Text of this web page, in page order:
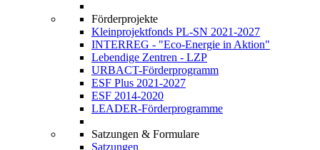
Förderprojekte
Kleinprojektfonds PL-SN 2021-2027
INTERREG - "Eco-Energie in Aktion"
Lebendige Zentren - LZP
URBACT-Förderprogramm
ESF Plus 2021-2027
ESF 2014-2020
LEADER-Förderprogramme
Satzungen & Formulare
Satzungen